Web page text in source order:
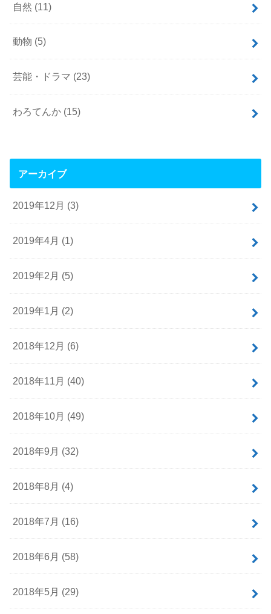
自然 (11)
動物 (5)
芸能・ドラマ (23)
わろてんか (15)
アーカイブ
2019年12月 (3)
2019年4月 (1)
2019年2月 (5)
2019年1月 (2)
2018年12月 (6)
2018年11月 (40)
2018年10月 (49)
2018年9月 (32)
2018年8月 (4)
2018年7月 (16)
2018年6月 (58)
2018年5月 (29)